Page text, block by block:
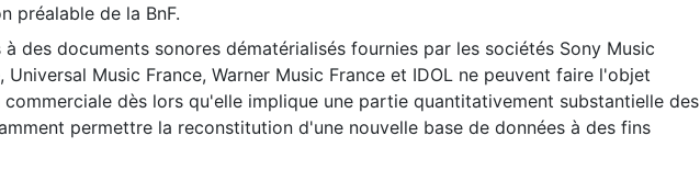
préalable de la BnF.
à des documents sonores dématérialisés fournies par les sociétés Sony Music
Universal Music France, Warner Music France et IDOL ne peuvent faire l'objet
dès lors qu'elle implique une partie quantitativement substantielle des
permettre la reconstitution d'une nouvelle base de données à des fins